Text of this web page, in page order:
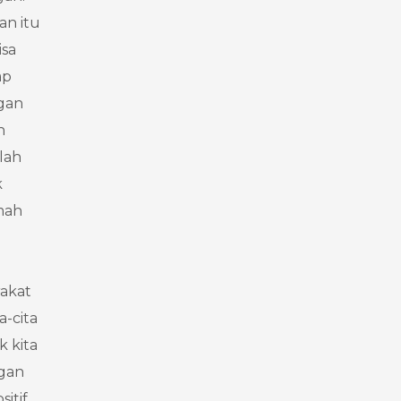
itu
cita
kita